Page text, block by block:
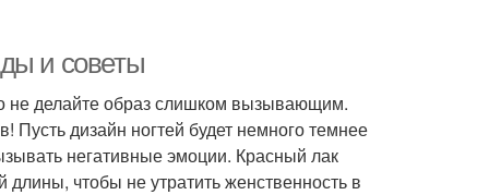
и советы
не делайте образ слишком вызывающим.
Пусть дизайн ногтей будет немного темнее
негативные эмоции. Красный лак
чтобы не утратить женственность в